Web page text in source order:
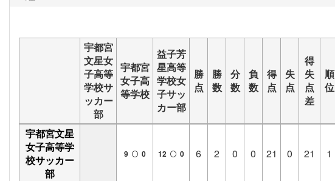
宇都宮
文星女
子高等
学校サ
ッカー
部
宇都宮
女子高
等学校
益子芳
星高等
学校女
子サッ
カー部
勝
点
勝
数
分
数
負
数
得
点
失
点
得
失
点
差
順
位
宇都宮文星
女子高等学
校サッカー
部
9 0 12 0 6 2 0 0 21 0 21 1